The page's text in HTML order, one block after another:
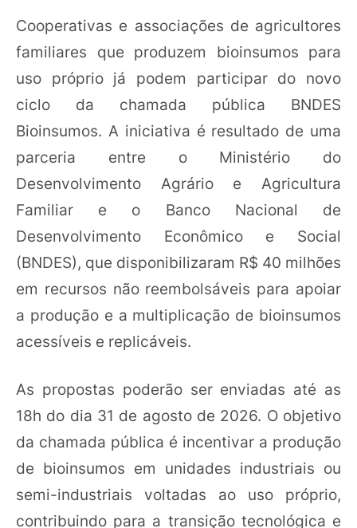
Cooperativas e associações de agricultores
familiares que produzem bioinsumos para
uso próprio já podem participar do novo
ciclo da chamada pública BNDES
Bioinsumos. A iniciativa é resultado de uma
parceria entre o Ministério do
Desenvolvimento Agrário e Agricultura
Familiar e o Banco Nacional de
Desenvolvimento Econômico e Social
(BNDES), que disponibilizaram R$ 40 milhões
em recursos não reembolsáveis para apoiar
a produção e a multiplicação de bioinsumos
acessíveis e replicáveis.
As propostas poderão ser enviadas até as
18h do dia 31 de agosto de 2026. O objetivo
da chamada pública é incentivar a produção
de bioinsumos em unidades industriais ou
semi-industriais voltadas ao uso próprio,
contribuindo para a transição tecnológica e